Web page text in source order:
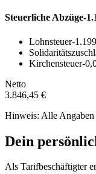
Steuerliche Abzüge-
Lohnsteuer-
Kirchensteuer-
Netto
3.846,45 €
Hinweis: Alle Angaben
Dein
Als Tarifbeschäftigter